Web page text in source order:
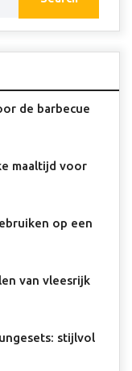
de barbecue
maaltijd voor
op een
van vleesrijk
stijlvol